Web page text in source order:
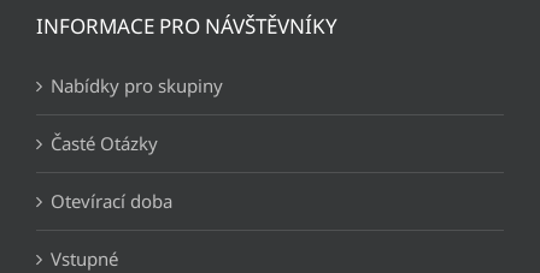
INFORMACE PRO NÁVŠTĚVNÍKY
Nabídky pro skupiny
Časté Otázky
Otevírací doba
Vstupné